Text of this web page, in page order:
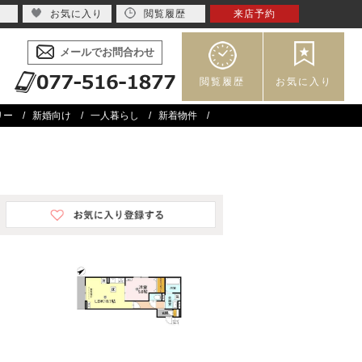
メールでお問合わせ
閲覧履歴 お気に入り
ー 新婚向け 一人暮らし 新着物件
お気に入り 閲覧履歴 来店予約